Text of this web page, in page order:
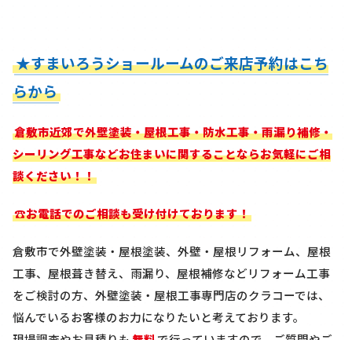
★すまいろうショールームのご来店予約はこち
らから
倉敷市近郊で外壁塗装・屋根工事・防水工事・雨漏り補修・
シーリング工事などお住まいに関することならお気軽にご相
談ください！！
☎お電話でのご相談も受け付けております！
倉敷市で外壁塗装・屋根塗装、外壁・屋根リフォーム、屋根
工事、屋根葺き替え、雨漏り、屋根補修などリフォーム工事
をご検討の方、外壁塗装・屋根工事専門店のクラコーでは、
悩んでいるお客様のお力になりたいと考えております。